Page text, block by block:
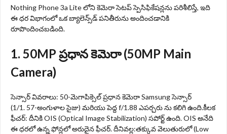
Nothing Phone 3a Lite లోని కెమెరా సెటప్ స్పెసిఫికేషన్లను పరిశీలిస్తే, ఇది
ఈ ధర విభాగంలో ఒక బ్యాలెన్స్‌డ్ పనితీరును అందించడానికి
రూపొందించబడింది.
1. 50MP ప్రధాన కెమెరా (50MP Main
Camera)
సెన్సార్ వివరాలు: 50-మెగాపిక్సెల్ ప్రధాన కెమెరా Samsung సెన్సార్
(1/1. 57-అంగుళాల సైజు) మరియు పెద్ద f/1.88 ఎపర్చరు ను కలిగి ఉంది.కీలక
ఫీచర్: దీనికి OIS (Optical Image Stabilization) సపోర్ట్ ఉంది. OIS అనేది
ఈ ధరలో ఉన్న ఫోన్లలో అరుదైన ఫీచర్. దీనివల్ల:తక్కువ వెలుతురులో (Low